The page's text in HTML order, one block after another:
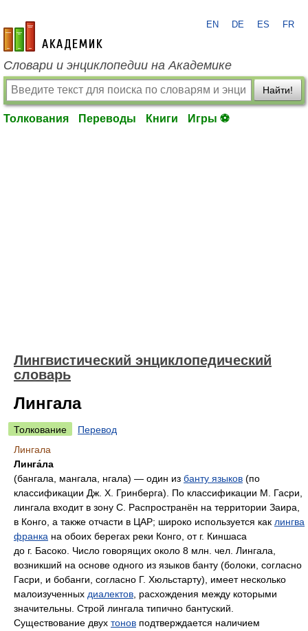
academic.ru
EN DE ES FR
Словари и энциклопедии на Академике
Найти!
Толкования Переводы Книги Игры ⚽
Лингвистический энциклопедический
словарь
Лингала
Толкование
Перевод
Лингала
Линга́ла
(бангала, мангала, нгала) — один из банту языков (по
классификации Дж. Х. Гринберга). По классификации М. Гасри,
лингала входит в зону C. Распространён на территории Заира,
в Конго, а также отчасти в ЦАР; широко используется как лингва
франка на обоих берегах реки Конго, от г. Киншаса
до г. Басоко. Число говорящих около 8 млн. чел. Лингала,
возникший на основе одного из языков банту (болоки, согласно
Гасри, и бобанги, согласно Г. Хюльстарту), имеет несколько
малоизученных диалектов , расхождения между которыми
значительны. Строй лингала типично бантуский.
Существование двух тонов подтверждается наличием